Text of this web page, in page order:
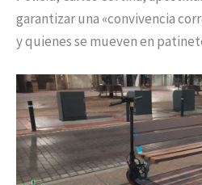
garantizar una «convivencia
y quienes se mueven en